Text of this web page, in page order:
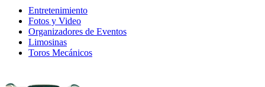
Entretenimiento
Fotos y Video
Organizadores de Eventos
Limosinas
Toros Mecánicos